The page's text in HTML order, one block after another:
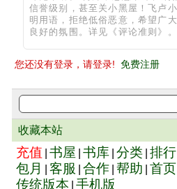
您还没有登录，请登录! 免费注册
收藏本站
充值 书屋 书库 分类 排行
包月
客服 合作 帮助 首页
传统版本 手机版